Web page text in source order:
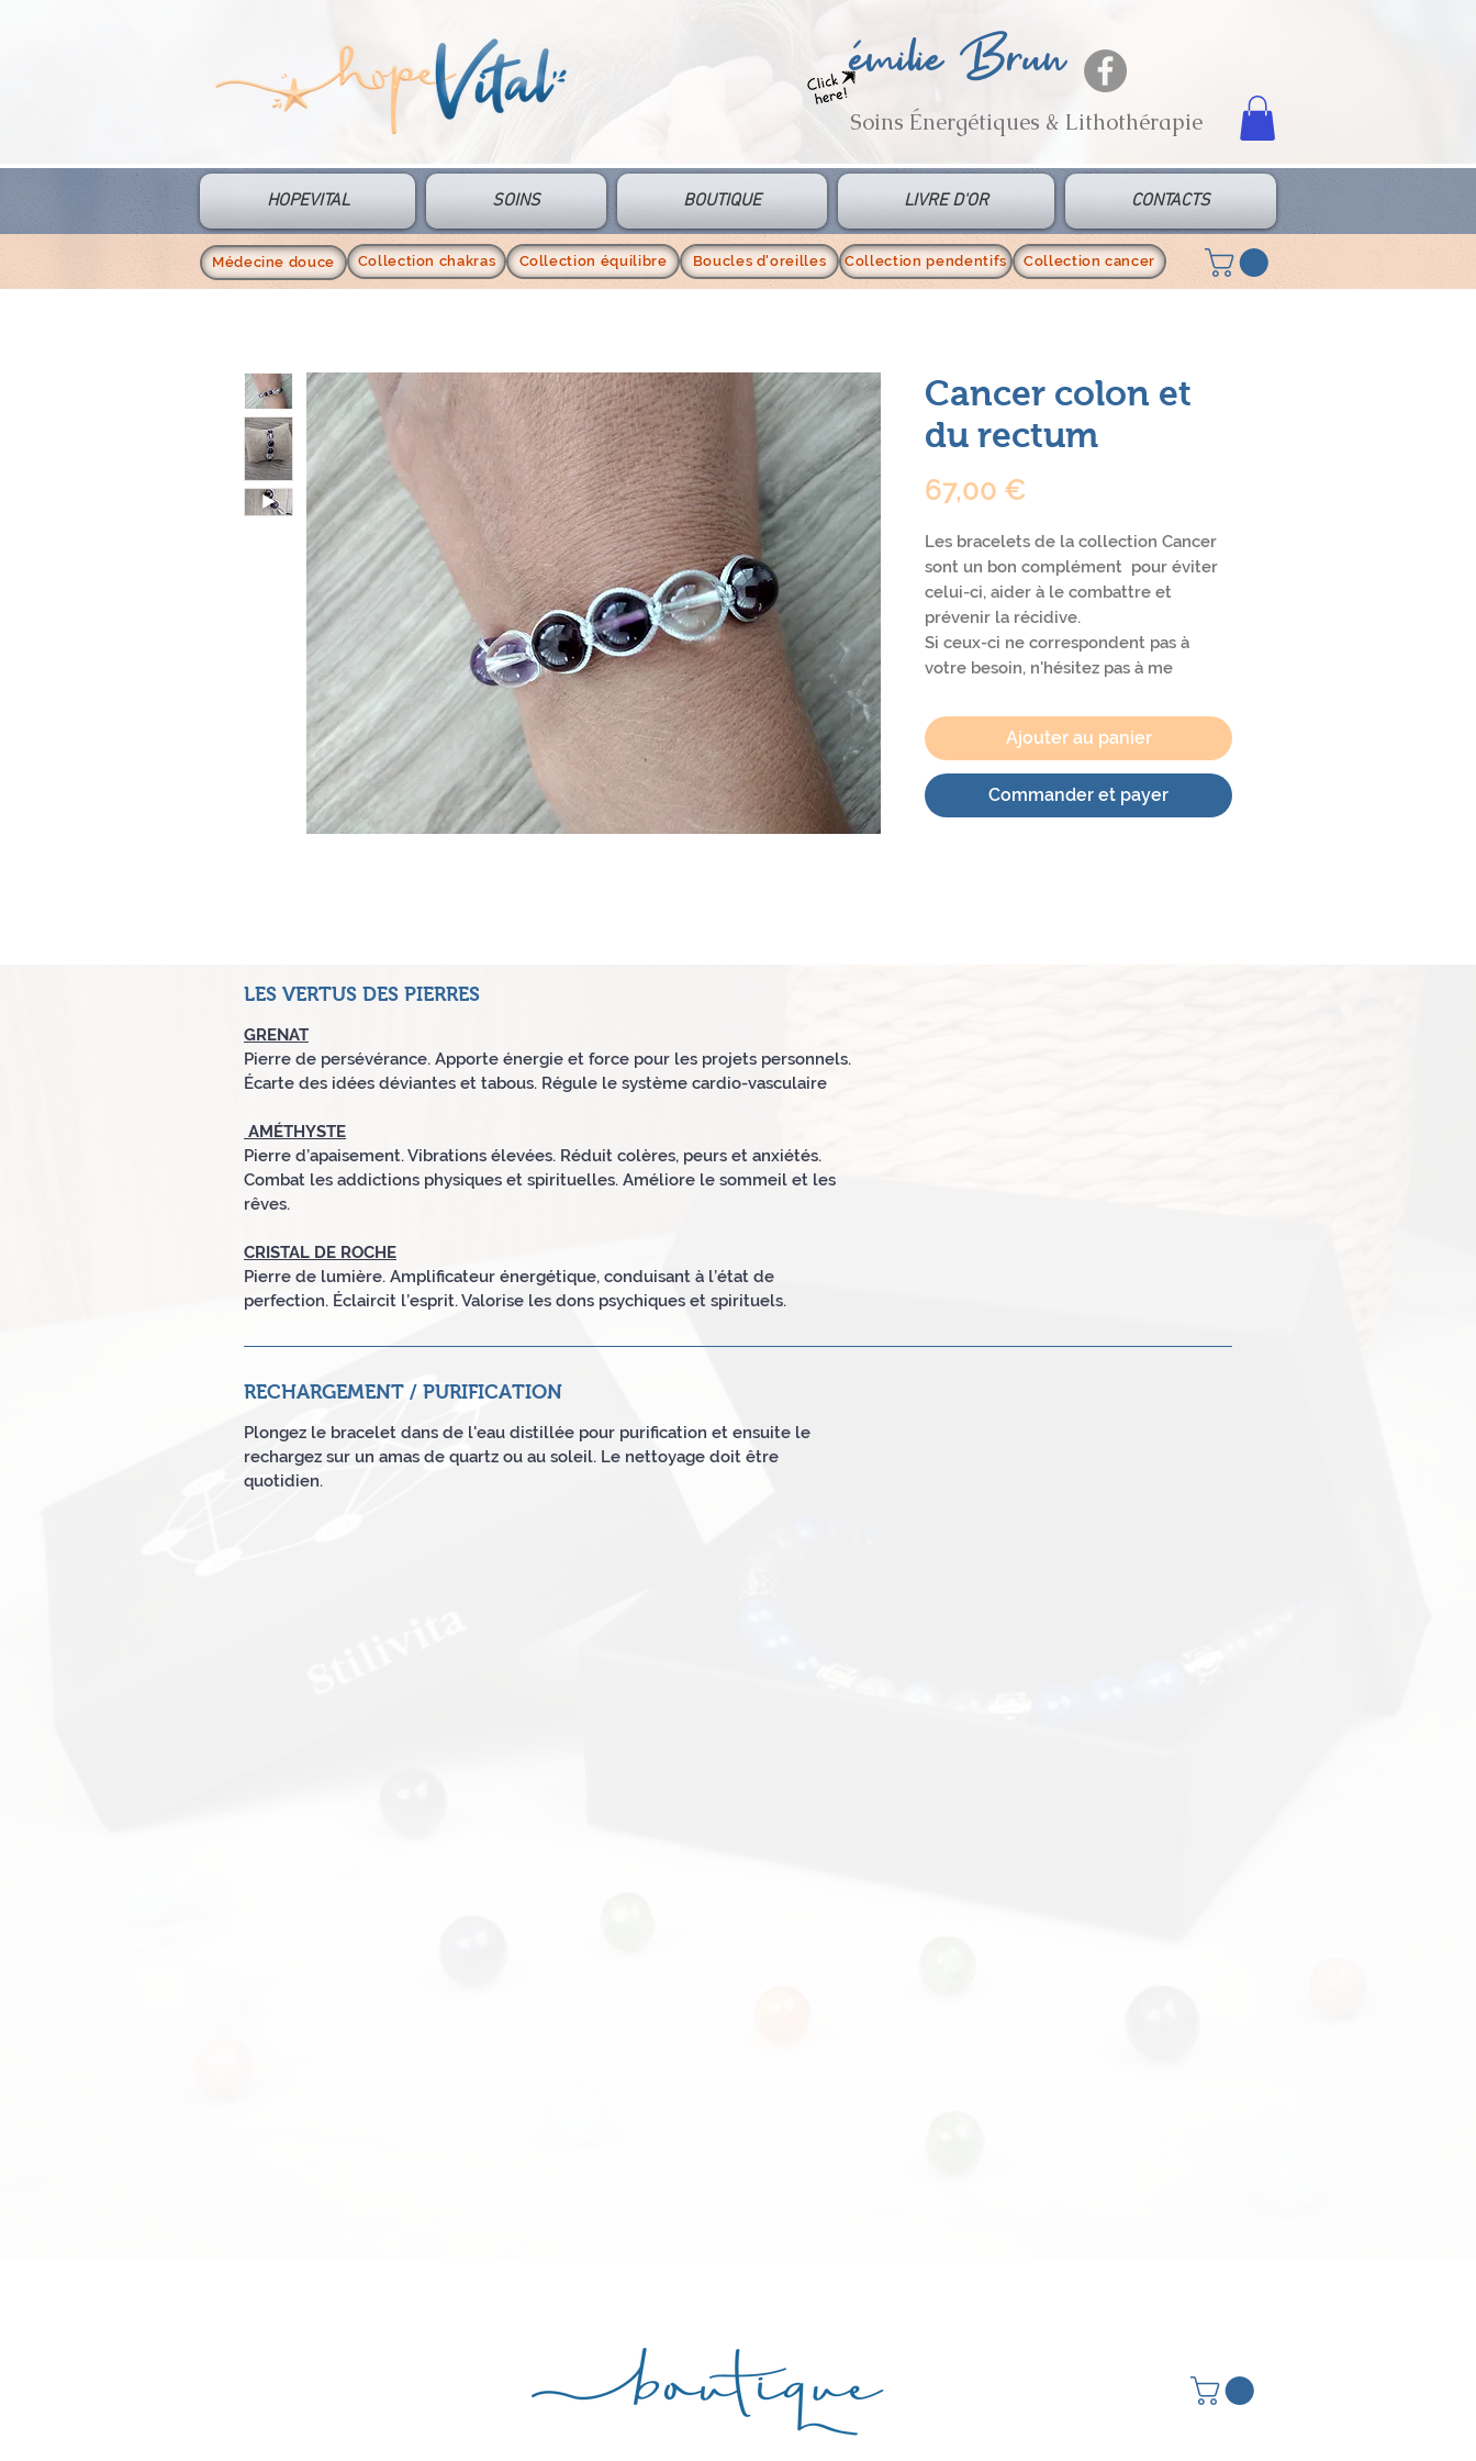
émilie Brun
Soins Énergétiques & Lithothérapie
HOPEVITAL SOINS BOUTIQUE LIVRE D'OR CONTACTS
Médecine douce Collection chakras Collection équilibre Boucles d'oreilles Collection pendentifs Collection cancer
Cancer colon et
du rectum
67,00 €
Les bracelets de la collection Cancer
sont un bon complément pour éviter
celui-ci, aider à le combattre et
prévenir la récidive.
Si ceux-ci ne correspondent pas à
votre besoin, n'hésitez pas à me
celui qui vous est adapté
Ajouter au panier
Commander et payer
LES VERTUS DES PIERRES
GRENAT
Pierre de persévérance. Apporte énergie et force pour les projets personnels.
Écarte des idées déviantes et tabous. Régule le système cardio-vasculaire
AMÉTHYSTE
Pierre d’apaisement. Vibrations élevées. Réduit colères, peurs et anxiétés.
Combat les addictions physiques et spirituelles. Améliore le sommeil et les
rêves.
CRISTAL DE ROCHE
Pierre de lumière. Amplificateur énergétique, conduisant à l’état de
perfection. Éclaircit l’esprit. Valorise les dons psychiques et spirituels.
RECHARGEMENT / PURIFICATION
Plongez le bracelet dans de l'eau distillée pour purification et ensuite le
rechargez sur un amas de quartz ou au soleil. Le nettoyage doit être
quotidien.